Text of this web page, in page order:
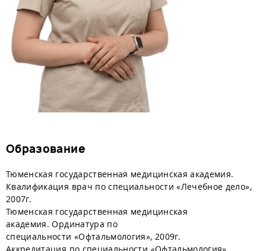
Образование
Тюменская государственная медицинская академия.
Квалификация врач по специальности «Лечебное дело»,
2007г.
Тюменская государственная медицинская
академия. Ординатура по
специальности «Офтальмология», 2009г.